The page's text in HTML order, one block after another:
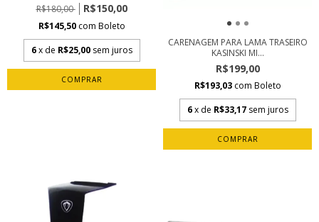
R$180,00
R$150,00
R$145,50 com Boleto
6 x de R$25,00 sem juros
CARENAGEM PARA LAMA TRASEIRO
KASINSKI MI...
R$199,00
R$193,03 com Boleto
6 x de R$33,17 sem juros